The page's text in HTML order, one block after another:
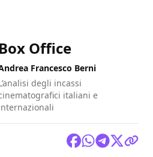
Box Office
Francesco Berni
degli incassi
italiani e